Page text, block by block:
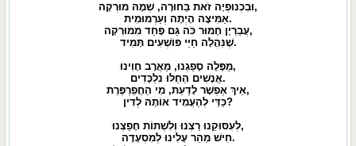
וּבִכְנוּפְיָה זֹאת בַּחוּרָה, שְׁמָהּ מוּרְקָה,
אַמִּיצָה הָיְתָה וְעַרְמוּמִית.
עֲבַרְיָן חָמוּר כֹּה גַּם פָּחַד מִמּוּרְקָה,
שֶׁנִּהֲלָה חַיֵּי פּוֹשְׁעִים תָּמִיד.
מַפָּלָה סָפַגְנוּ, מַאֲרָב חָוִינוּ,
אֲנָשִׁים הֵחֵלּוּ נִלְכָּדִים.
אֵיךְ אֶפְשָׁר לָדַעַת, מִי הַחֲפַרְפֶּרֶת,
כַּדֵּי לְהַעֲמִיד אוֹתָהּ לְדִין?
לְעִסּוּקֵנוּ רַצְנוּ וְלִשְׁתוֹת חָפַצְנוּ,
חִישׁ מַהֵר עָלִינוּ לְמִסְעָדָה.